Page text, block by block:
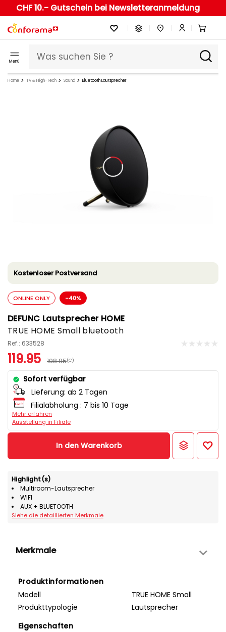
CHF 10.- Gutschein bei Newsletteranmeldung
Menü
Home TV & High-Tech Sound Bluetooth Lautsprecher
Kostenloser Postversand
ONLINE ONLY -40%
DEFUNC Lautsprecher HOME
TRUE HOME Small bluetooth
Ref.: 633528
119.95 198.95(C)
Sofort verfügbar
Lieferung: ab 2 Tagen
Filialabholung : 7 bis 10 Tage
Mehr erfahren
Ausstellung in Filiale
In den Warenkorb
Highlight(s)
Multiroom-Lautsprecher
WIFI
AUX + BLUETOOTH
Siehe die detaillierten Merkmale
Merkmale
Produktinformationen
Modell
TRUE HOME Small
Produkttypologie
Lautsprecher
Eigenschaften